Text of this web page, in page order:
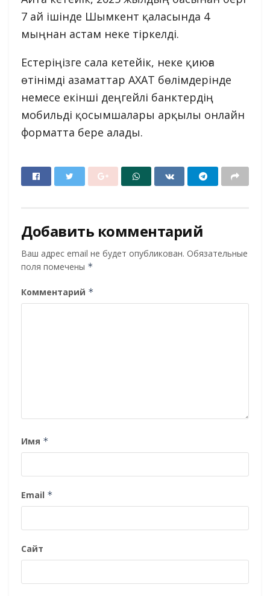
7 ай ішінде Шымкент қаласында 4
мыңнан астам неке тіркелді.
Естеріңізге сала кетейік, неке қиюға
өтінімді азаматтар АХАТ бөлімдерінде
немесе екінші деңгейлі банктердің
мобильді қосымшалары арқылы онлайн
форматта бере алады.
Добавить комментарий
Ваш адрес email не будет опубликован. Обязательные
поля помечены *
Комментарий *
Имя *
Email *
Сайт